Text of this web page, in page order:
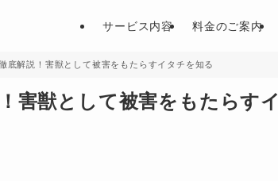
サービス内容 料金のご案内
底解説！害獣として被害をもたらすイタチを知る
害獣として被害をもたらすイ